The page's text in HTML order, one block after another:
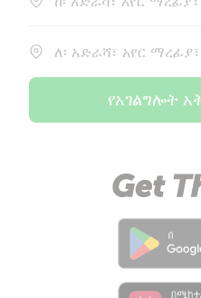
ለ፡ አድራሻ፣ አየር
የአገልግሎት